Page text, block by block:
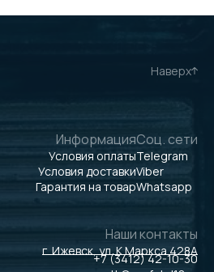
Наверх
Информация
Условия оплаты
Условия доставки
Гарантия на товар
Соц. сети
Telegram
Viber
Whatsapp
Наши контакты
г. Ижевск, ул. К.Маркса 428А
+7 (3412) 42-10-30